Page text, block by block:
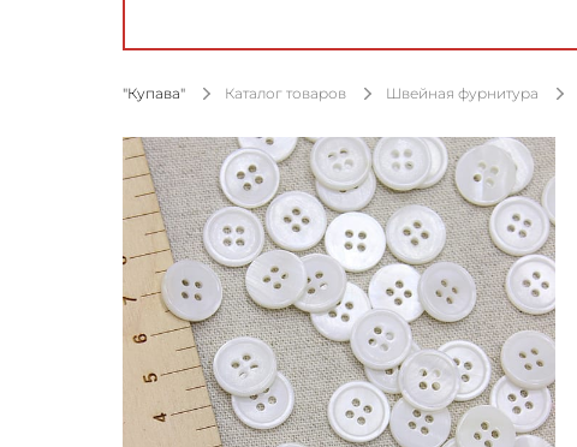
"Купава" Каталог товаров Швейная фурнитура